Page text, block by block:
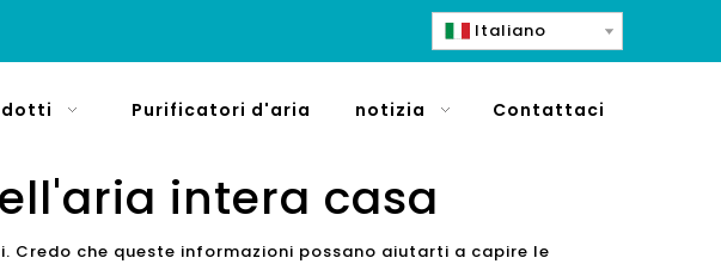
Italiano
Purificatori d'aria notizia Contattaci
intera casa
Credo che queste informazioni possano aiutarti a capire le